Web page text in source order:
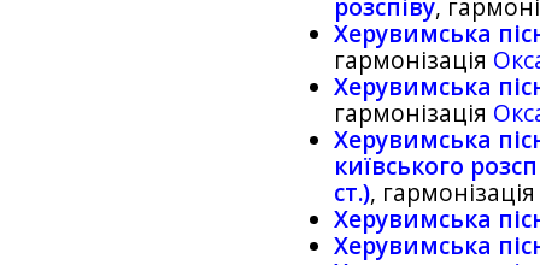
розспiву,
Херувимська
гармонізація
Херувимська
гармонізація
Херувимська
київського
ст.),
Херувимська
Херувимська